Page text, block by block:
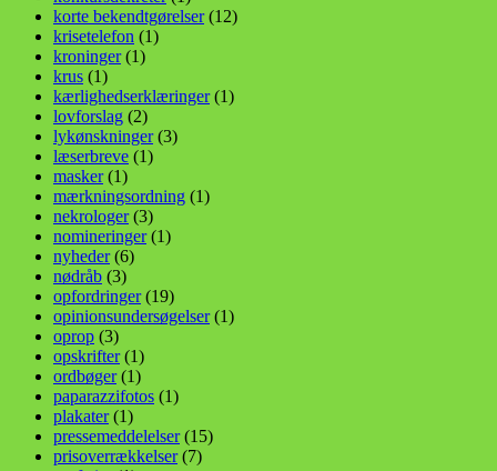
korte bekendtgørelser(12)
krisetelefon (1)
kroninger(1)
krus (1)
kærlighedserklæringer(1)
lovforslag (2)
lykønskninger(3)
læserbreve (1)
masker(1)
mærkningsordning (1)
nekrologer(3)
nomineringer(1)
nyheder(6)
nødråb (3)
opfordringer(19)
opinionsundersøgelser(1)
oprop (3)
opskrifter(1)
ordbøger(1)
paparazzifotos (1)
plakater(1)
pressemeddelelser(15)
prisoverrækkelser(7)